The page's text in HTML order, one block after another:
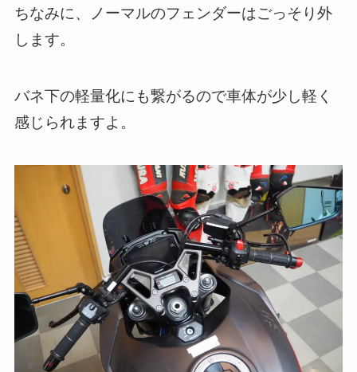
ちなみに、ノーマルのフェンダーはごっそり外
します。
バネ下の軽量化にも繋がるので車体が少し軽く
感じられますよ。